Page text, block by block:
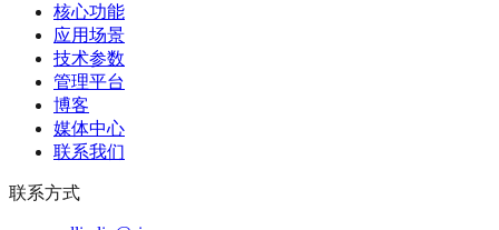
核心功能
应用场景
技术参数
管理平台
博客
媒体中心
联系我们
联系方式